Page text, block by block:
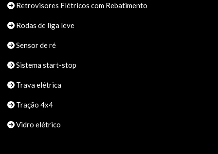
Retrovisores Elétricos com Rebatimento
Rodas de liga leve
Sensor de ré
Sistema start-stop
Trava elétrica
Tração 4x4
Vidro elétrico